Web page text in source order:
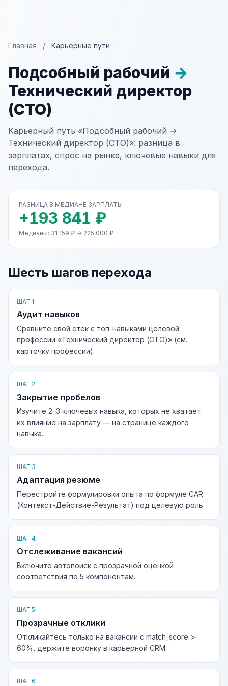
Главная / Карьерные пути
Подсобный рабочий →
Технический директор
(CTO)
Карьерный путь «Подсобный рабочий →
Технический директор (CTO)»: разница в
зарплатах, спрос на рынке, ключевые навыки для
перехода.
РАЗНИЦА В МЕДИАНЕ ЗАРПЛАТЫ
+193 841 ₽
Медианы: 31 159 ₽ → 225 000 ₽
Шесть шагов перехода
ШАГ 1
Аудит навыков
Сравните свой стек с топ-навыками целевой
профессии «Технический директор (CTO)» (см.
карточку профессии).
ШАГ 2
Закрытие пробелов
Изучите 2–3 ключевых навыка, которых не хватает:
их влияние на зарплату — на странице каждого
навыка.
ШАГ 3
Адаптация резюме
Перестройте формулировки опыта по формуле CAR
(Контекст-Действие-Результат) под целевую роль.
ШАГ 4
Отслеживание вакансий
Включите автопоиск с прозрачной оценкой
соответствия по 5 компонентам.
ШАГ 5
Прозрачные отклики
Откликайтесь только на вакансии с match_score >
60%, держите воронку в карьерной CRM.
ШАГ 6